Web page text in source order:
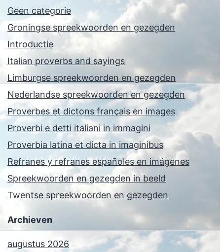
Geen categorie
Groningse spreekwoorden en gezegden
Introductie
Italian proverbs and sayings
Limburgse spreekwoorden en gezegden
Nederlandse spreekwoorden en gezegden
Proverbes et dictons français en images
Proverbi e detti italiani in immagini
Proverbia latina et dicta in imaginibus
Refranes y refranes españoles en imágenes
Spreekwoorden en gezegden in beeld
Twentse spreekwoorden en gezegden
Archieven
augustus 2026